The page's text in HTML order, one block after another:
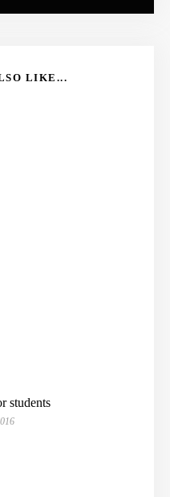
LIKE...
students